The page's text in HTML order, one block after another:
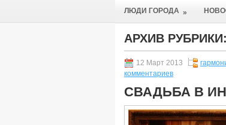
ЛЮДИ ГОРОДА »
АРХИВ РУБРИКИ:
12 Март 2013
комментариев
СВАДЬБА В